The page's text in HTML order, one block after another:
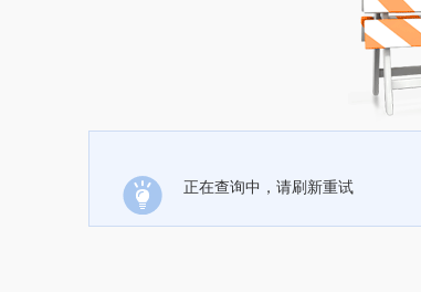
正在查询中，请刷新重试